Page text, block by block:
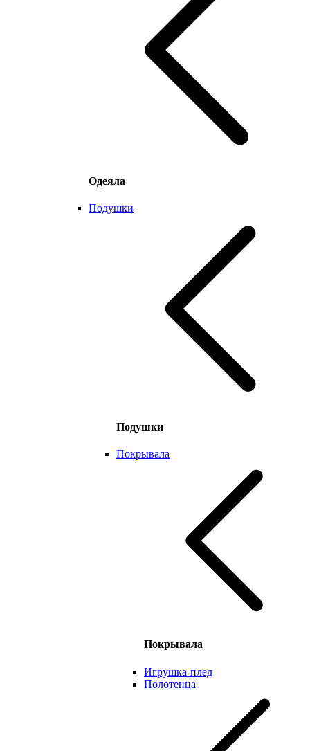
Одеяла
Подушки
Подушки
Покрывала
Покрывала
Игрушка-плед
Полотенца